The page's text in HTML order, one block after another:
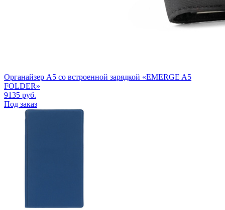
Органайзер А5 со встроенной зарядкой «EMERGE A5
FOLDER»
9135 руб.
Под заказ